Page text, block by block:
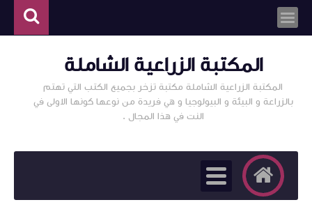
المكتبة الزراعية الشاملة
المكتبة الزراعية الشاملة مكتبة تزخر بجميع الكتب التي تهتم
بالزراعة و البيئة و البيولوجيا و هي فريدة من نوعها كونها الاولى في
النت في هذا المجال .